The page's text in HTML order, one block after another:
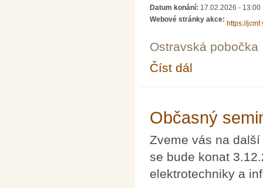
Datum konání: 17.02.2026 - 13:00
Webové stránky akce:
https://
Ostravská pobočka
Číst dál
Občasný
Zveme vás na
se bude konat
elektrotechniky a